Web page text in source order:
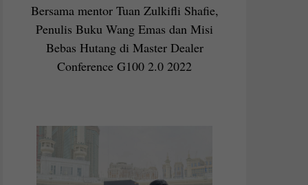
Bersama mentor Tuan Zulkifli Shafie,
Penulis Buku Wang Emas dan Misi
Bebas Hutang di Master Dealer
Conference G100 2.0 2022